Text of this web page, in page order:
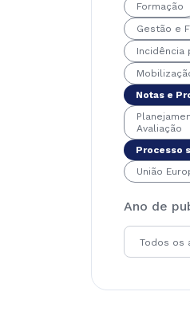
Formação
Gestão e
Incidência
Notas e
Avaliação
Processo
União
Ano de